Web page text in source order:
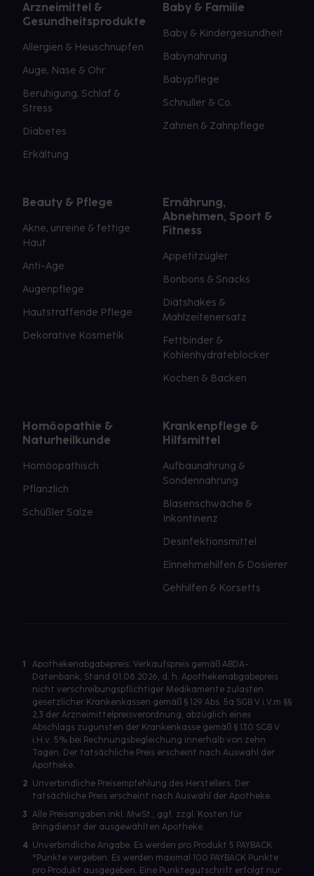
Arzneimittel &
Gesundheitsprodukte
Allergien & Heuschnupfen
Auge, Nase & Ohr
Beruhigung, Schlaf &
Stress
Diabetes
Erkältung
Baby & Familie
Baby & Kindergesundheit
Babynahrung
Babypflege
Schnuller & Co.
Zahnen & Zahnpflege
Beauty & Pflege
Akne, unreine & fettige
Haut
Anti-Age
Augenpflege
Hautstraffende Pflege
Dekorative Kosmetik
Ernährung,
Abnehmen, Sport &
Fitness
Appetitzügler
Bonbons & Snacks
Diätshakes &
Mahlzeitenersatz
Fettbinder &
Kohlenhydrateblocker
Kochen & Backen
Homöopathie &
Naturheilkunde
Homöopathisch
Pflanzlich
Schüßler Salze
Krankenpflege &
Hilfsmittel
Aufbaunahrung &
Sondennahrung
Blasenschwäche &
Inkontinenz
Desinfektionsmittel
Einnehmehilfen & Dosierer
Gehhilfen & Korsetts
1
Apothekenabgabepreis: Verkaufspreis gemäß ABDA-
Datenbank, Stand 01.08.2026, d. h. Apothekenabgabepreis
nicht verschreibungspflichtiger Medikamente zulasten
gesetzlicher Krankenkassen gemäß § 129 Abs. 5a SGB V i.V.m §§
2,3 der Arzneimittelpreisverordnung, abzüglich eines
Abschlags zugunsten der Krankenkasse gemäß § 130 SGB V
i.H.v. 5% bei Rechnungsbegleichung innerhalb von zehn
Tagen. Der tatsächliche Preis erscheint nach Auswahl der
Apotheke.
2 Unverbindliche Preisempfehlung des Herstellers. Der
tatsächliche Preis erscheint nach Auswahl der Apotheke.
3 Alle Preisangaben inkl. MwSt., ggf. zzgl. Kosten für
Bringdienst der ausgewählten Apotheke.
4 Unverbindliche Angabe. Es werden pro Produkt 5 PAYBACK
°Punkte vergeben. Es werden maximal 100 PAYBACK Punkte
pro Produkt ausgegeben. Eine Punktegutschrift erfolgt nur